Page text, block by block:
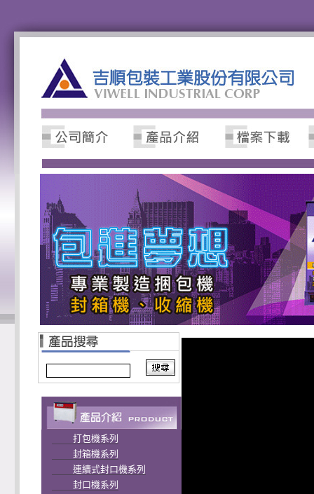
打包機系列
封箱機系列
連續式封口機系列
封口機系列